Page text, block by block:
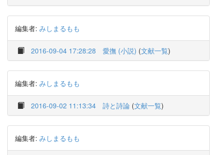
編集者: みしまるもも
2016-09-04 17:28:28 愛撫 (小説) (文献一覧)
編集者: みしまるもも
2016-09-02 11:13:34 詩と詩論 (文献一覧)
編集者: みしまるもも